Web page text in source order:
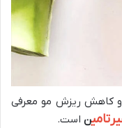
و کاهش ریزش مو معرفی
ن است.